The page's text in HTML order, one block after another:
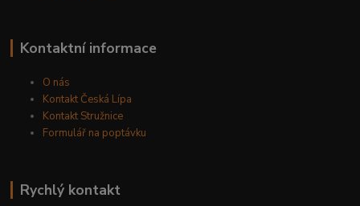
Kontaktní informace
O nás
Kontakt Česká Lípa
Kontakt Stružnice
Formulář na poptávku
Rychlý kontakt